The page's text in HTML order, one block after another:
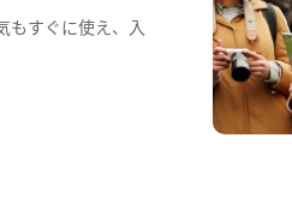
もすぐに使え、入